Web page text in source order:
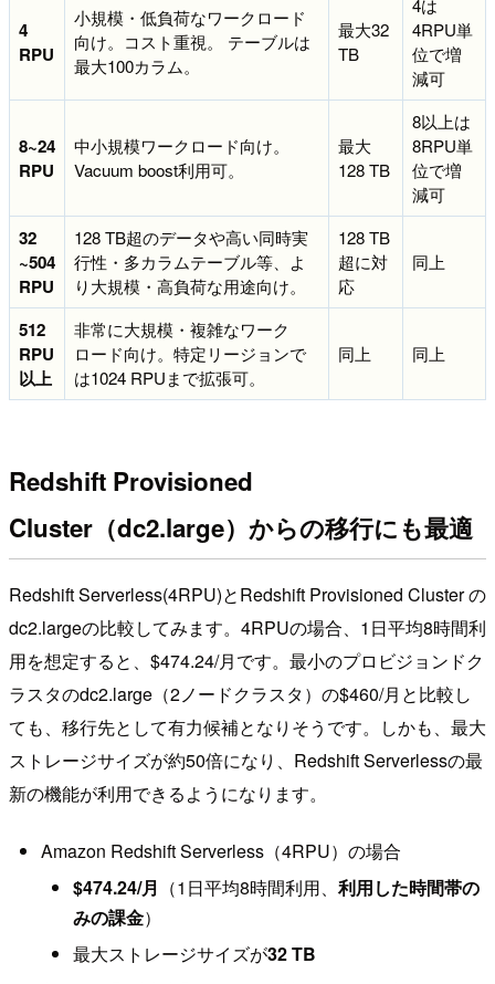
4
RPU
小規模・低負荷なワークロード
向け。コスト重視。 テーブルは
最大100カラム。
最大32
TB
4は
4RPU単
位で増
減可
8~24
RPU
中小規模ワークロード向け。
Vacuum boost利用可。
最大
128 TB
8以上は
8RPU単
位で増
減可
32
~504
RPU
128 TB超のデータや高い同時実
行性・多カラムテーブル等、よ
り大規模・高負荷な用途向け。
128 TB
超に対
応
同上
512
RPU
以上
非常に大規模・複雑なワーク
ロード向け。特定リージョンで
は1024 RPUまで拡張可。
同上 同上
Redshift Provisioned
Cluster（dc2.large）からの移行にも最適
Redshift Serverless(4RPU)とRedshift Provisioned Cluster の
dc2.largeの比較してみます。4RPUの場合、1日平均8時間利
用を想定すると、$474.24/月です。最小のプロビジョンドク
ラスタのdc2.large（2ノードクラスタ）の$460/月と比較し
ても、移行先として有力候補となりそうです。しかも、最大
ストレージサイズが約50倍になり、Redshift Serverlessの最
新の機能が利用できるようになります。
Amazon Redshift Serverless（4RPU）の場合
$474.24/月 （1日平均8時間利用、 利用した時間帯の
みの課金）
最大ストレージサイズが32 TB